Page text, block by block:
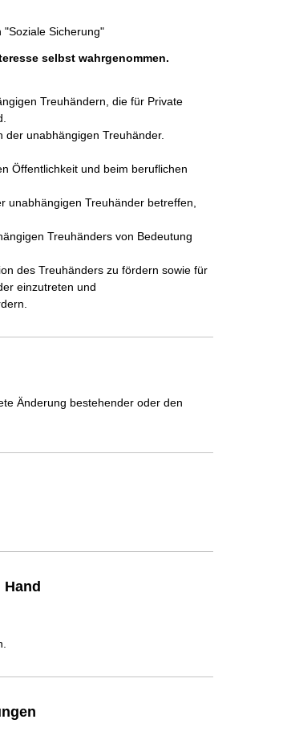
"Soziale Sicherung"
selbst wahrgenommen.
Treuhändern, die für Private
unabhängigen Treuhänder.
Öffentlichkeit und beim beruflichen
unabhängigen Treuhänder betreffen,
Treuhänders von Bedeutung
des Treuhänders zu fördern sowie für
einzutreten und
Änderung bestehender oder den